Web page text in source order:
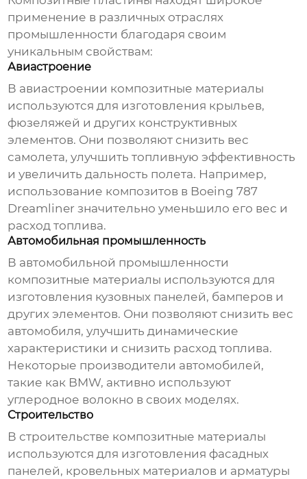
применение в различных отраслях
промышленности благодаря своим
уникальным свойствам:
Авиастроение
В авиастроении композитные материалы
используются для изготовления крыльев,
фюзеляжей и других конструктивных
элементов. Они позволяют снизить вес
самолета, улучшить топливную эффективность
и увеличить дальность полета. Например,
использование композитов в Boeing 787
Dreamliner значительно уменьшило его вес и
расход топлива.
Автомобильная промышленность
В автомобильной промышленности
композитные материалы используются для
изготовления кузовных панелей, бамперов и
других элементов. Они позволяют снизить вес
автомобиля, улучшить динамические
характеристики и снизить расход топлива.
Некоторые производители автомобилей,
такие как BMW, активно используют
углеродное волокно в своих моделях.
Строительство
В строительстве композитные материалы
используются для изготовления фасадных
панелей, кровельных материалов и арматуры